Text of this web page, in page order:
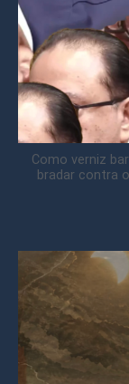
Como verniz
bradar contra